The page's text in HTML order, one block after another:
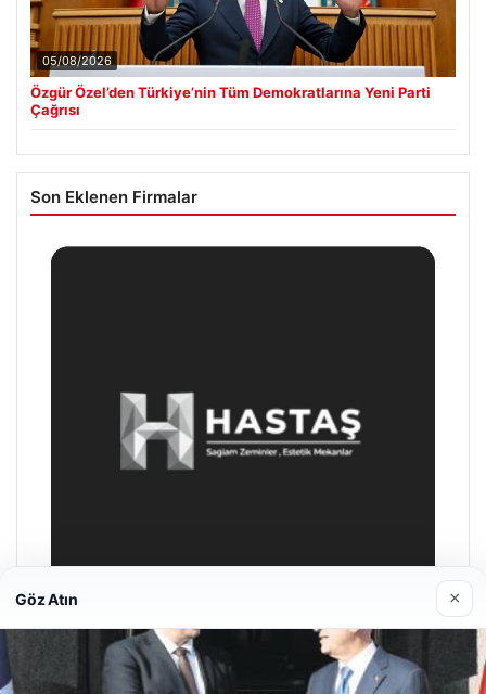
05/08/2026
Özgür Özel’den Türkiye’nin Tüm Demokratlarına Yeni Parti
Çağrısı
Son Eklenen Firmalar
Prenses Night Club
Göz Atın ×